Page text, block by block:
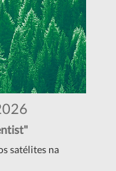
satélites na